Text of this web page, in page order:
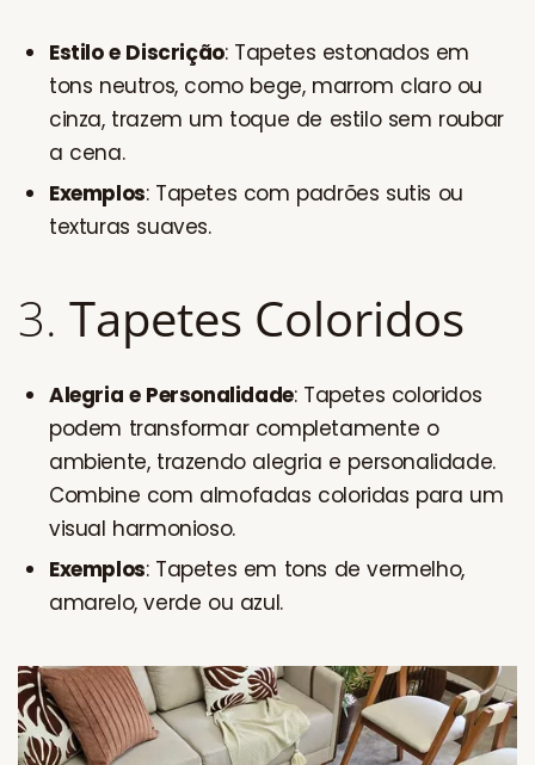
Estilo e Discrição: Tapetes estonados em
tons neutros, como bege, marrom claro ou
cinza, trazem um toque de estilo sem roubar
a cena.
Exemplos: Tapetes com padrões sutis ou
texturas suaves.
3. Tapetes Coloridos
Alegria e Personalidade: Tapetes coloridos
podem transformar completamente o
ambiente, trazendo alegria e personalidade.
Combine com almofadas coloridas para um
visual harmonioso.
Exemplos: Tapetes em tons de vermelho,
amarelo, verde ou azul.